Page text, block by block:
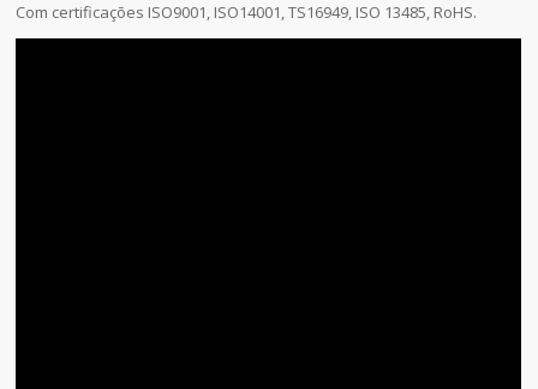
Com certificações ISO9001, ISO14001, TS16949, ISO 13485, RoHS.